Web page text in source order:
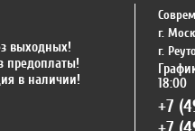
выходных!
предоплаты!
в наличии!
г.
г.
18:00
+7